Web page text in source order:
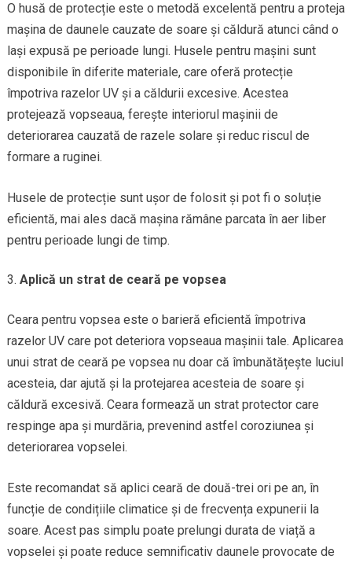
O husă de protecție este o metodă excelentă pentru a proteja
mașina de daunele cauzate de soare și căldură atunci când o
lași expusă pe perioade lungi. Husele pentru mașini sunt
disponibile în diferite materiale, care oferă protecție
împotriva razelor UV și a căldurii excesive. Acestea
protejează vopseaua, ferește interiorul mașinii de
deteriorarea cauzată de razele solare și reduc riscul de
formare a ruginei.
Husele de protecție sunt ușor de folosit și pot fi o soluție
eficientă, mai ales dacă mașina rămâne parcata în aer liber
pentru perioade lungi de timp.
Aplică un strat de ceară pe vopsea
Ceara pentru vopsea este o barieră eficientă împotriva
razelor UV care pot deteriora vopseaua mașinii tale. Aplicarea
unui strat de ceară pe vopsea nu doar că îmbunătățește luciul
acesteia, dar ajută și la protejarea acesteia de soare și
căldură excesivă. Ceara formează un strat protector care
respinge apa și murdăria, prevenind astfel coroziunea și
deteriorarea vopselei.
Este recomandat să aplici ceară de două-trei ori pe an, în
funcție de condițiile climatice și de frecvența expunerii la
soare. Acest pas simplu poate prelungi durata de viață a
vopselei și poate reduce semnificativ daunele provocate de